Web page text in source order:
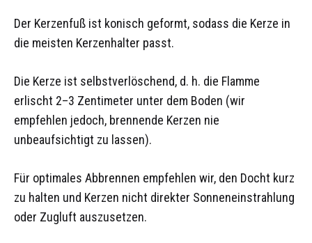
Der Kerzenfuß ist konisch geformt, sodass die Kerze in
die meisten Kerzenhalter passt.
Die Kerze ist selbstverlöschend, d. h. die Flamme
erlischt 2–3 Zentimeter unter dem Boden (wir
empfehlen jedoch, brennende Kerzen nie
unbeaufsichtigt zu lassen).
Für optimales Abbrennen empfehlen wir, den Docht kurz
zu halten und Kerzen nicht direkter Sonneneinstrahlung
oder Zugluft auszusetzen.